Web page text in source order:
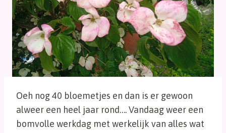
Oeh nog 40 bloemetjes en dan is er gewoon
alweer een heel jaar rond…. Vandaag weer een
bomvolle werkdag met werkelijk van alles wat